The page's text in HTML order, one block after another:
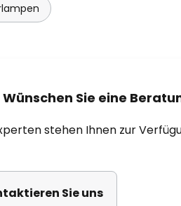
Wünschen Sie eine
stehen Ihnen zur
Sie uns